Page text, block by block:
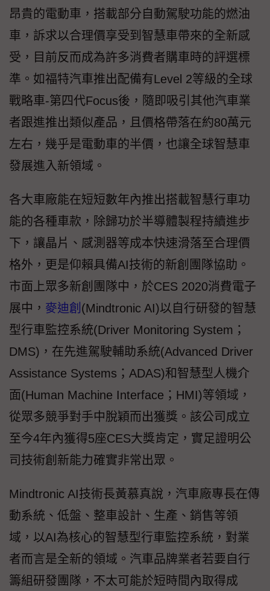
昂貴的電動車，搭載部分自動駕駛功能的燃油
車，訴求以合理價享受到智慧車帶來的全新感
受，目前反而成為許多消費者購車時的評選標
準。如福特汽車推出配備有Level 2等級的全球
戰略車-第四代Focus後，隨即吸引其他汽車業
者跟進推出類似產品，且價格帶落在約80萬元
左右，幾乎是電動車的半價，也讓全球智慧車
發展進入新領域。
各大車廠能在短短數年內推出搭載智慧行車功
能的各種車款，除歸功於半導體製程持續進步
下，讓晶片、感測器等成本快速滑落至合理價
格外，更是仰賴具備AI技術的新創團隊協助。
市面上眾多新創團隊中，於CES 2020消費電子
展中， 麥迪創 (Mindtronic AI)以自行研發的智慧
型行車監控系統(Driver Monitoring System；
DMS)，在先進駕駛輔助系統(Advanced Driver
Assistance Systems；ADAS)和智慧型人機介
面(Human Machine Interface；HMI)等領域，
從眾多競爭對手中脫穎而出獲獎。該公司成立
至今4年內獲得5座CES大獎肯定，實足證明公
司技術創新能力確實非常出眾。
Mindtronic AI技術長黃慕真說，汽車廠專長在傳
動系統、低盤、整車設計、生產、銷售等領
域，以AI為核心的智慧型行車監控系統，對業
者而言是全新的領域。汽車品牌業者若要自行
籌組研發團隊，不太可能於短時間內取得成